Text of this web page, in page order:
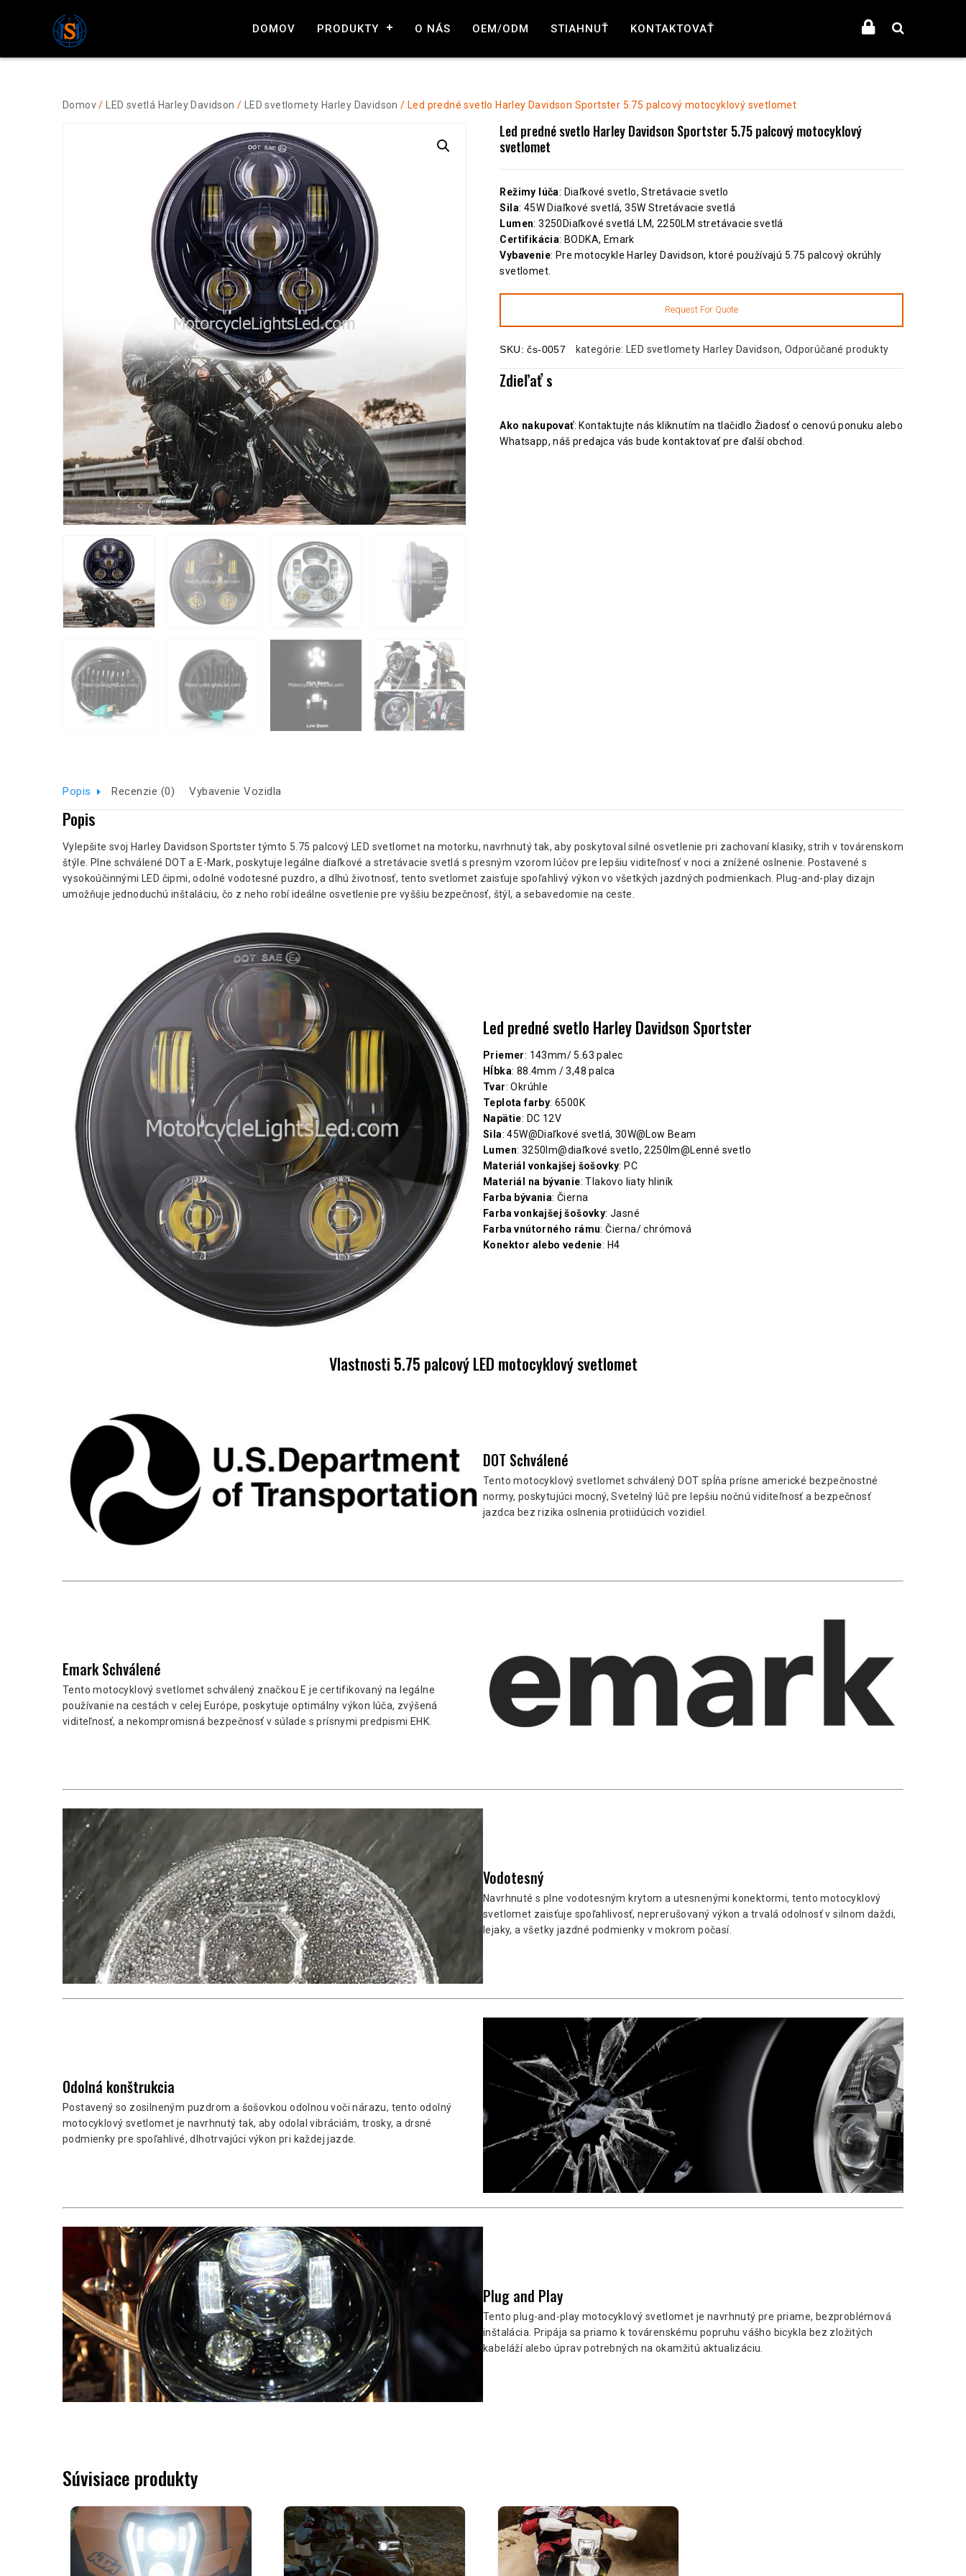
DOMOV PRODUKTY O NÁS OEM/ODM STIAHNUŤ KONTAKTOVAŤ
Domov/ LED svetlá Harley Davidson / LED svetlomety Harley Davidson / Led predné svetlo Harley Davidson Sportster 5.75 palcový motocyklový svetlomet
Led predné svetlo Harley Davidson Sportster 5.75 palcový motocyklový
svetlomet
Režimy lúča: Diaľkové svetlo, Stretávacie svetlo
Sila: 45W Diaľkové svetlá, 35W Stretávacie svetlá
Lumen: 3250Diaľkové svetlá LM, 2250LM stretávacie svetlá
Certifikácia: BODKA, Emark
Vybavenie: Pre motocykle Harley Davidson, ktoré používajú 5.75 palcový okrúhly
svetlomet.
SKU:čs-0057 kategórie:LED svetlomety Harley Davidson, Odporúčané produkty
Zdieľať s
Ako nakupovať: Kontaktujte nás kliknutím na tlačidlo Žiadosť o cenovú ponuku alebo
Whatsapp, náš predajca vás bude kontaktovať pre ďalší obchod.
Popis Recenzie (0) Vybavenie Vozidla
Popis
Vylepšite svoj Harley Davidson Sportster týmto 5.75 palcový LED svetlomet na motorku, navrhnutý tak, aby poskytoval silné osvetlenie pri zachovaní klasiky, strih v továrenskom
štýle. Plne schválené DOT a E-Mark, poskytuje legálne diaľkové a stretávacie svetlá s presným vzorom lúčov pre lepšiu viditeľnosť v noci a znížené oslnenie. Postavené s
vysokoúčinnými LED čipmi, odolné vodotesné puzdro, a dlhú životnosť, tento svetlomet zaisťuje spoľahlivý výkon vo všetkých jazdných podmienkach. Plug-and-play dizajn
umožňuje jednoduchú inštaláciu, čo z neho robí ideálne osvetlenie pre vyššiu bezpečnosť, štýl, a sebavedomie na ceste.
Led predné svetlo Harley Davidson Sportster
Priemer: 143mm/ 5.63 palec
Hĺbka: 88.4mm / 3,48 palca
Tvar: Okrúhle
Teplota farby: 6500K
Napätie: DC 12V
Sila: 45W@Diaľkové svetlá, 30W@Low Beam
Lumen: 3250lm@diaľkové svetlo, 2250lm@Lenné svetlo
Materiál vonkajšej šošovky: PC
Materiál na bývanie: Tlakovo liaty hliník
Farba bývania: Čierna
Farba vonkajšej šošovky: Jasné
Farba vnútorného rámu: Čierna/ chrómová
Konektor alebo vedenie: H4
Vlastnosti 5.75 palcový LED motocyklový svetlomet
DOT Schválené
Tento motocyklový svetlomet schválený DOT spĺňa prísne americké bezpečnostné
normy, poskytujúci mocný, Svetelný lúč pre lepšiu nočnú viditeľnosť a bezpečnosť
jazdca bez rizika oslnenia protiidúcich vozidiel.
Emark Schválené
Tento motocyklový svetlomet schválený značkou E je certifikovaný na legálne
používanie na cestách v celej Európe, poskytuje optimálny výkon lúča, zvýšená
viditeľnosť, a nekompromisná bezpečnosť v súlade s prísnymi predpismi EHK.
Vodotesný
Navrhnuté s plne vodotesným krytom a utesnenými konektormi, tento motocyklový
svetlomet zaisťuje spoľahlivosť, neprerušovaný výkon a trvalá odolnosť v silnom daždi,
lejaky, a všetky jazdné podmienky v mokrom počasí.
Odolná konštrukcia
Postavený so zosilneným puzdrom a šošovkou odolnou voči nárazu, tento odolný
motocyklový svetlomet je navrhnutý tak, aby odolal vibráciám, trosky, a drsné
podmienky pre spoľahlivé, dlhotrvajúci výkon pri každej jazde.
Plug and Play
Tento plug-and-play motocyklový svetlomet je navrhnutý pre priame, bezproblémová
inštalácia. Pripája sa priamo k továrenskému popruhu vášho bicykla bez zložitých
kabeláží alebo úprav potrebných na okamžitú aktualizáciu.
Súvisiace produkty